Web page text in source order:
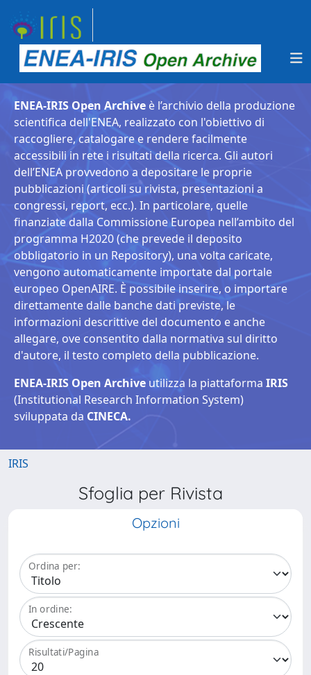
ENEA-IRIS Open Archive è l’archivio della produzione
scientifica dell'ENEA, realizzato con l'obiettivo di
raccogliere, catalogare e rendere facilmente
accessibili in rete i risultati della ricerca. Gli autori
dell’ENEA provvedono a depositare le proprie
pubblicazioni (articoli su rivista, presentazioni a
congressi, report, ecc.). In particolare, quelle
finanziate dalla Commissione Europea nell’ambito del
programma H2020 (che prevede il deposito
obbligatorio in un Repository), una volta caricate,
vengono automaticamente importate dal portale
europeo OpenAIRE. È possibile inserire, o importare
direttamente dalle banche dati previste, le
informazioni descrittive del documento e anche
allegare, ove consentito dalla normativa sul diritto
d'autore, il testo completo della pubblicazione.
ENEA-IRIS Open Archive utilizza la piattaforma IRIS
(Institutional Research Information System)
sviluppata da CINECA.
IRIS
Sfoglia per Rivista
Opzioni
Ordina per:
In ordine:
Risultati/Pagina